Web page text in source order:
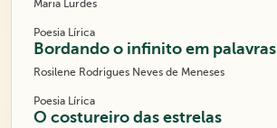
Maria Lurdes
Poesia Lírica
Bordando o infinito em palavras
Rosilene Rodrigues Neves de Meneses
Poesia Lírica
O costureiro das estrelas